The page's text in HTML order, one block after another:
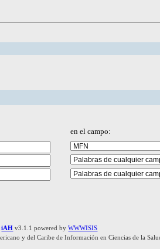
en el campo:
iAH v3.1.1 powered byWWWISIS
y del Caribe de Información en Ciencias de la